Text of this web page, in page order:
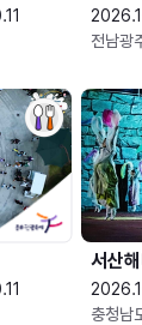
전남광
서산
충청남